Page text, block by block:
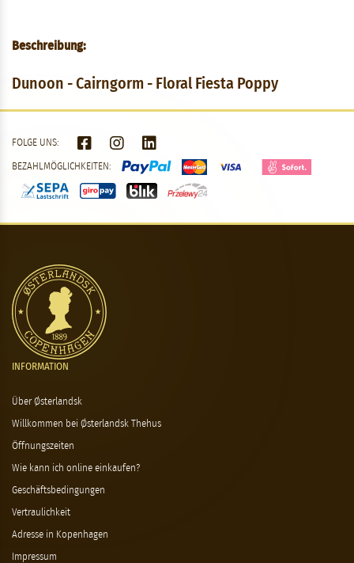
Beschreibung:
Dunoon - Cairngorm - Floral Fiesta Poppy
FOLGE UNS:
BEZAHLMÖGLICHKEITEN:
INFORMATION
Über Østerlandsk
Willkommen bei Østerlandsk Thehus
Öffnungszeiten
Wie kann ich online einkaufen?
Geschäftsbedingungen
Vertraulichkeit
Adresse in Kopenhagen
Impressum